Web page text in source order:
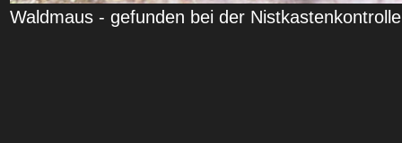
Waldmaus - gefunden bei der